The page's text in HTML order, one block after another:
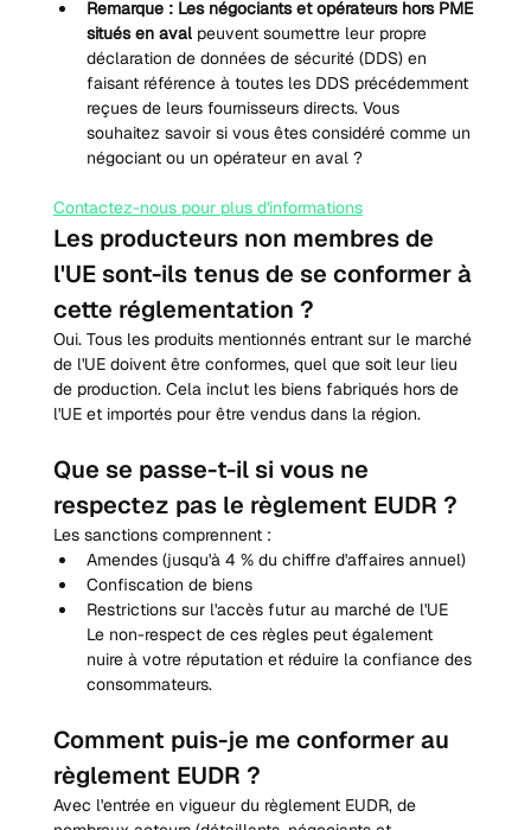
Remarque : Les négociants et opérateurs hors PME
situés en aval peuvent soumettre leur propre
déclaration de données de sécurité (DDS) en
faisant référence à toutes les DDS précédemment
reçues de leurs fournisseurs directs. Vous
souhaitez savoir si vous êtes considéré comme un
négociant ou un opérateur en aval ?
Contactez-nous pour plus d'informations
Les producteurs non membres de
l'UE sont-ils tenus de se conformer à
cette réglementation ?
Oui. Tous les produits mentionnés entrant sur le marché
de l'UE doivent être conformes, quel que soit leur lieu
de production. Cela inclut les biens fabriqués hors de
l'UE et importés pour être vendus dans la région.
Que se passe-t-il si vous ne
respectez pas le règlement EUDR ?
Les sanctions comprennent :
Amendes (jusqu'à 4 % du chiffre d'affaires annuel)
Confiscation de biens
Restrictions sur l'accès futur au marché de l'UE
Le non-respect de ces règles peut également
nuire à votre réputation et réduire la confiance des
consommateurs.
Comment puis-je me conformer au
règlement EUDR ?
Avec l'entrée en vigueur du règlement EUDR, de